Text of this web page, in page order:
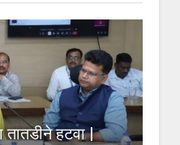
तातडीने हटवा |